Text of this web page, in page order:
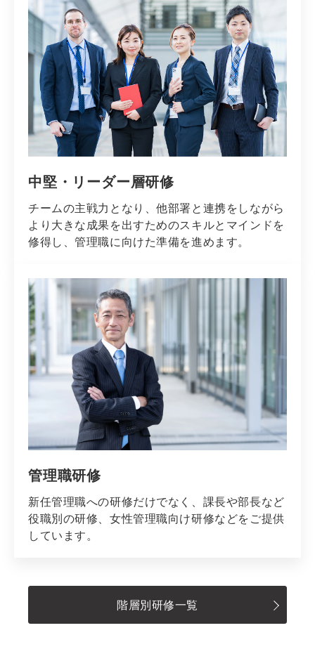
中堅・リーダー層研修
チームの主戦力となり、他部署と連携をしながら
より大きな成果を出すためのスキルとマインドを
修得し、管理職に向けた準備を進めます。
管理職研修
新任管理職への研修だけでなく、課長や部長など
役職別の研修、女性管理職向け研修などをご提供
しています。
階層別研修一覧